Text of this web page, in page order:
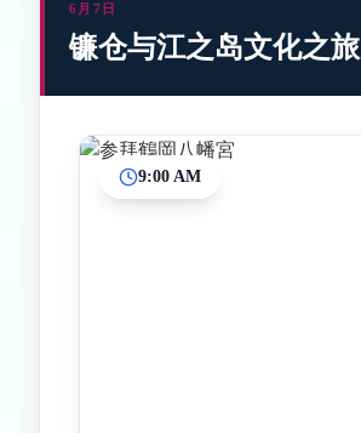
6月7日
镰仓与江之岛文化之旅
9:00 AM